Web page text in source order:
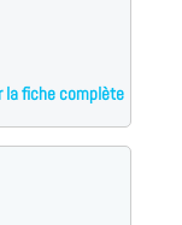
la fiche complète